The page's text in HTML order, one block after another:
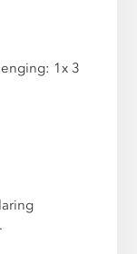
1x 3